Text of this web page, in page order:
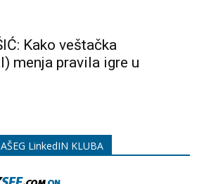
Kako veštačka
menja pravila igre u
LinkedIN KLUBA